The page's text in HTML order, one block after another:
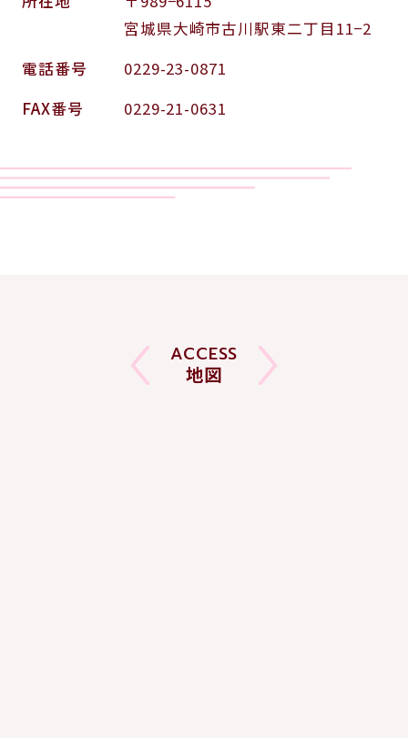
宮城県大崎市古川駅東二丁目11−2
電話番号
0229-23-0871
FAX番号
0229-21-0631
ACCESS
地図